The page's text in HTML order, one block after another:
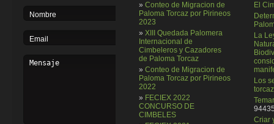
» Conteo de Migracion de
Paloma Torcaz por Pirineos
2023
» XIII Quedada Palomera
Internacional de
Cimbeleros y Cazadores
de Paloma Torcaz
» Conteo de Migracion de
Paloma Torcaz por Pirineos
2022
» FECIEX 2022
CONCURSO DE
CIMBELES
El
La
Los
torcaz
Criar